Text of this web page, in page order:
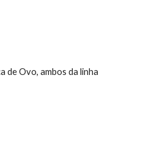
de Ovo, ambos da linha